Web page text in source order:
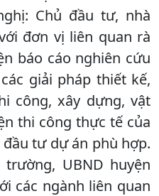
Chủ đầu tư, nhà
đơn vị liên quan rà
báo cáo nghiên cứu
giải pháp thiết kế,
công, xây dựng, vật
thi công thực tế của
tư dự án phù hợp.
UBND huyện
các ngành liên quan